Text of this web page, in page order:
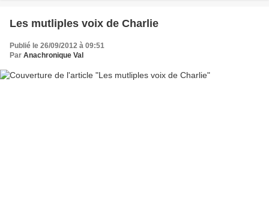
Les mutliples voix de Charlie
Publié le 26/09/2012 à 09:51
Par Anachronique Val